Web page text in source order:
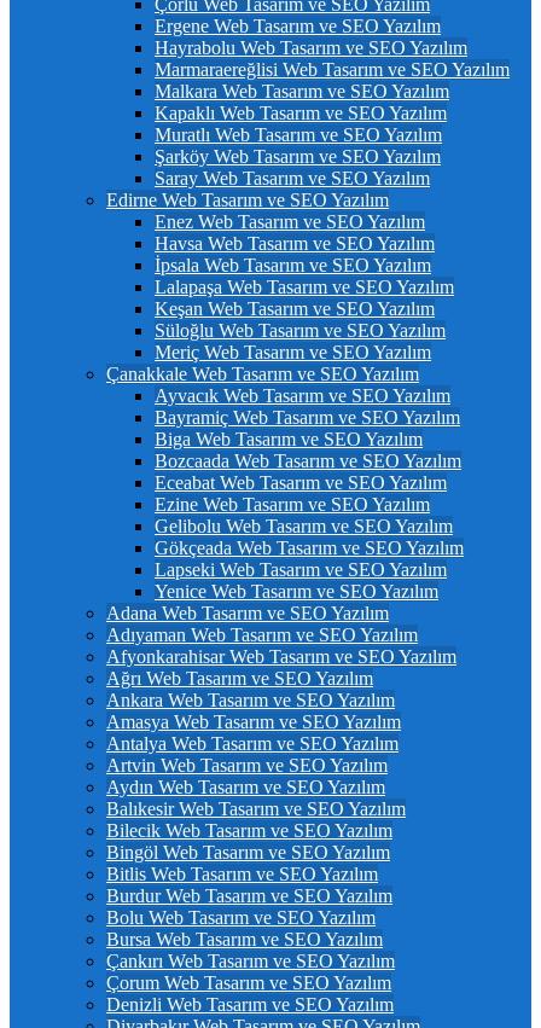
Çorlu Web Tasarım ve SEO Yazılım
Ergene Web Tasarım ve SEO Yazılım
Hayrabolu Web Tasarım ve SEO Yazılım
Marmaraereğlisi Web Tasarım ve SEO Yazılım
Malkara Web Tasarım ve SEO Yazılım
Kapaklı Web Tasarım ve SEO Yazılım
Muratlı Web Tasarım ve SEO Yazılım
Şarköy Web Tasarım ve SEO Yazılım
Saray Web Tasarım ve SEO Yazılım
Edirne Web Tasarım ve SEO Yazılım
Enez Web Tasarım ve SEO Yazılım
Havsa Web Tasarım ve SEO Yazılım
İpsala Web Tasarım ve SEO Yazılım
Lalapaşa Web Tasarım ve SEO Yazılım
Keşan Web Tasarım ve SEO Yazılım
Süloğlu Web Tasarım ve SEO Yazılım
Meriç Web Tasarım ve SEO Yazılım
Çanakkale Web Tasarım ve SEO Yazılım
Ayvacık Web Tasarım ve SEO Yazılım
Bayramiç Web Tasarım ve SEO Yazılım
Biga Web Tasarım ve SEO Yazılım
Bozcaada Web Tasarım ve SEO Yazılım
Eceabat Web Tasarım ve SEO Yazılım
Ezine Web Tasarım ve SEO Yazılım
Gelibolu Web Tasarım ve SEO Yazılım
Gökçeada Web Tasarım ve SEO Yazılım
Lapseki Web Tasarım ve SEO Yazılım
Yenice Web Tasarım ve SEO Yazılım
Adana Web Tasarım ve SEO Yazılım
Adıyaman Web Tasarım ve SEO Yazılım
Afyonkarahisar Web Tasarım ve SEO Yazılım
Ağrı Web Tasarım ve SEO Yazılım
Ankara Web Tasarım ve SEO Yazılım
Amasya Web Tasarım ve SEO Yazılım
Antalya Web Tasarım ve SEO Yazılım
Artvin Web Tasarım ve SEO Yazılım
Aydın Web Tasarım ve SEO Yazılım
Balıkesir Web Tasarım ve SEO Yazılım
Bilecik Web Tasarım ve SEO Yazılım
Bingöl Web Tasarım ve SEO Yazılım
Bitlis Web Tasarım ve SEO Yazılım
Burdur Web Tasarım ve SEO Yazılım
Bolu Web Tasarım ve SEO Yazılım
Bursa Web Tasarım ve SEO Yazılım
Çankırı Web Tasarım ve SEO Yazılım
Çorum Web Tasarım ve SEO Yazılım
Denizli Web Tasarım ve SEO Yazılım